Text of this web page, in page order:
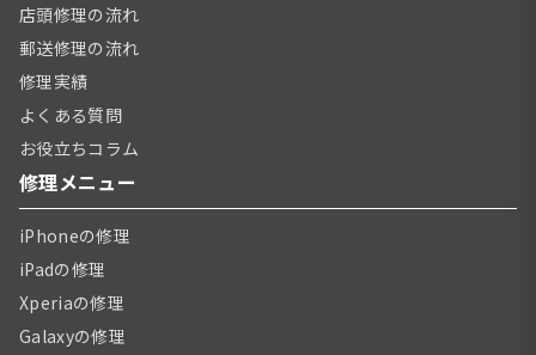
店頭修理の流れ
郵送修理の流れ
修理実績
よくある質問
お役立ちコラム
修理メニュー
iPhoneの修理
iPadの修理
Xperiaの修理
Galaxyの修理